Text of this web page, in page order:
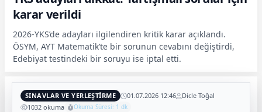
karar verildi
2026-YKS’de adayları ilgilendiren kritik karar açıklandı.
ÖSYM, AYT Matematik’te bir sorunun cevabını değiştirdi,
Edebiyat testindeki bir soruyu ise iptal etti.
SINAVLAR VE YERLEŞTİRME 01.07.2026 12:46
Dicle Toğal
1032 okuma
Okuma Süresi: 1 dk